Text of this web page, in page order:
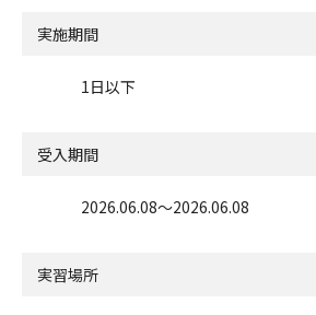
実施期間
1日以下
受入期間
2026.06.08〜2026.06.08
実習場所